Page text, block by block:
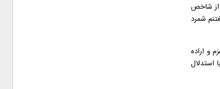
از شاخص
شمرد
و اراده
استدلال